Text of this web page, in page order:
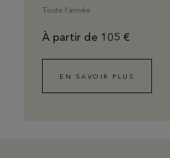
Toute l'année
À partir de 105 €
EN SAVOIR PLUS